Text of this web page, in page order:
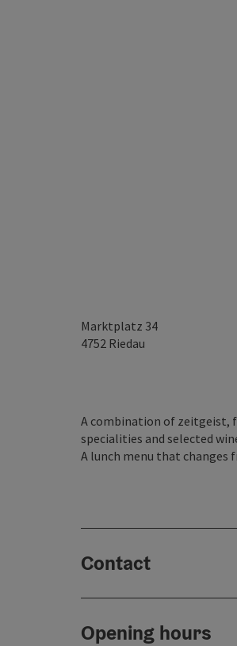
Marktplatz 34
4752 Riedau
A combination of zeitgeist,
specialities and selected
A lunch menu that changes
Contact
Opening hours